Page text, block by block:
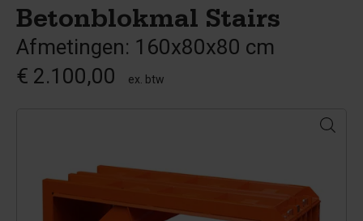
Betonblokmal Stairs
Afmetingen: 160x80x80 cm
€ 2.100,00
ex. btw